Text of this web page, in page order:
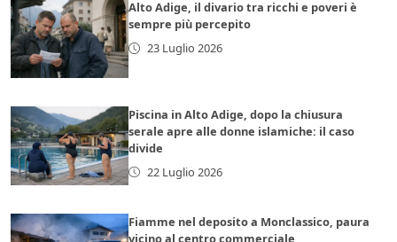
Alto Adige, il divario tra ricchi e poveri è
sempre più percepito
23 Luglio 2026
Piscina in Alto Adige, dopo la chiusura
serale apre alle donne islamiche: il caso
divide
22 Luglio 2026
Fiamme nel deposito a Monclassico, paura
vicino al centro commerciale